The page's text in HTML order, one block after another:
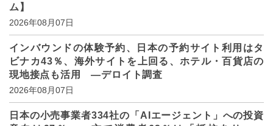
ム】
2026年08月07日
インバウンドの体験予約、日本の予約サイト利用はタ
ビナカ43％、海外サイトを上回る、ホテル・百貨店の
現地接点も活用 ―デロイト調査
2026年08月07日
日本の小売事業者334社の「AIエージェント」への投資